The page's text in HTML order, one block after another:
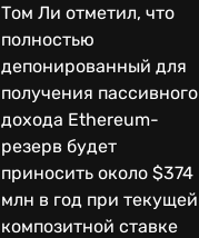
Том Ли отметил, что
полностью
депонированный для
получения пассивного
дохода Ethereum-
резерв будет
приносить около $374
млн в год при текущей
композитной ставке